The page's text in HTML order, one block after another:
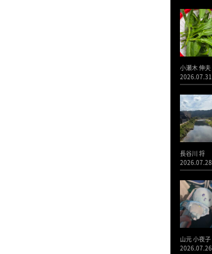
小瀬木 伸夫
2026.07.31
長谷川 将
2026.07.28
山元 小夜子
2026.07.26